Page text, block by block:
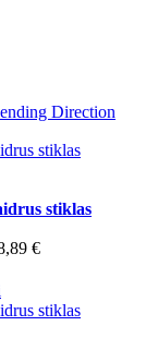
Direction
stiklas
€